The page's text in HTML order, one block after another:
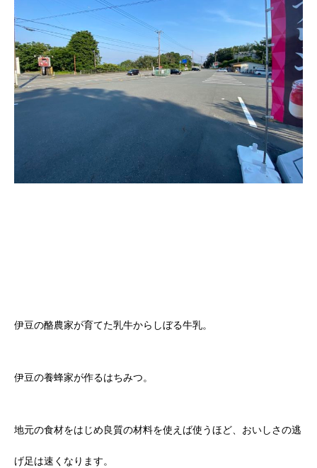
伊豆の酪農家が育てた乳牛からしぼる牛乳。
伊豆の養蜂家が作るはちみつ。
地元の食材をはじめ良質の材料を使えば使うほど、おいしさの逃
げ足は速くなります。